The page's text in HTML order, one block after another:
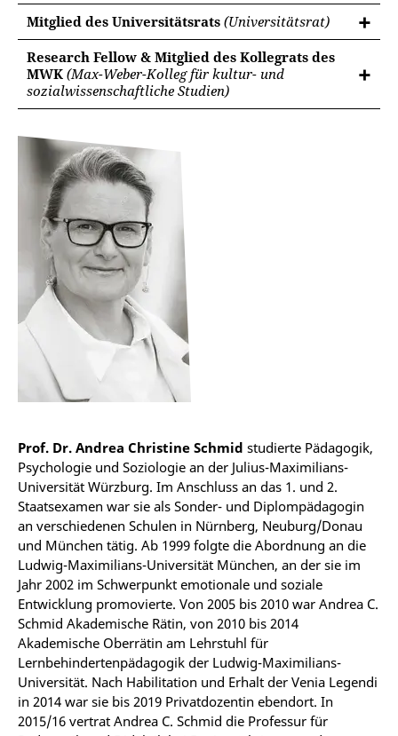
Mitglied des Universitätsrats (Universitätsrat)
Research Fellow & Mitglied des Kollegrats des
MWK (Max-Weber-Kolleg für kultur- und
sozialwissenschaftliche Studien)
Prof. Dr. Andrea Christine Schmid studierte Pädagogik,
Psychologie und Soziologie an der Julius-Maximilians-
Universität Würzburg. Im Anschluss an das 1. und 2.
Staatsexamen war sie als Sonder- und Diplompädagogin
an verschiedenen Schulen in Nürnberg, Neuburg/Donau
und München tätig. Ab 1999 folgte die Abordnung an die
Ludwig-Maximilians-Universität München, an der sie im
Jahr 2002 im Schwerpunkt emotionale und soziale
Entwicklung promovierte. Von 2005 bis 2010 war Andrea C.
Schmid Akademische Rätin, von 2010 bis 2014
Akademische Oberrätin am Lehrstuhl für
Lernbehindertenpädagogik der Ludwig-Maximilians-
Universität. Nach Habilitation und Erhalt der Venia Legendi
in 2014 war sie bis 2019 Privatdozentin ebendort. In
2015/16 vertrat Andrea C. Schmid die Professur für